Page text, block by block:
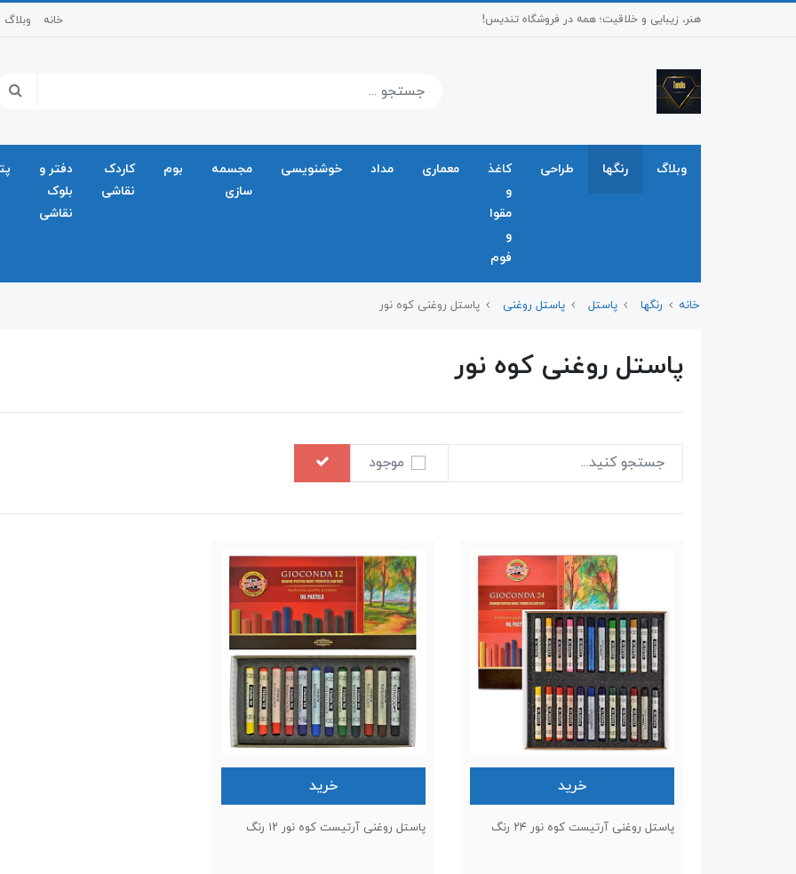
هنر، زیبایی و خلاقیت؛ همه در فروشگاه تندیس! خانه وبلاگ
وبلاگ رنگها طراحی
کاغذ
و
مقوا
و
فوم
معماری مداد خوشنویسی
مجسمه
سازی
بوم
کاردک
نقاشی
دفتر و
بلوک
نقاشی
خانه رنگها پاستل پاستل روغنی پاستل روغنی کوه نور
پاستل روغنی کوه نور
موجود
خرید
پاستل روغنی‌ آرتیست کوه نور ۲۴ رنگ‌
خرید
پاستل روغنی‌ آرتیست کوه نور ۱۲ رنگ